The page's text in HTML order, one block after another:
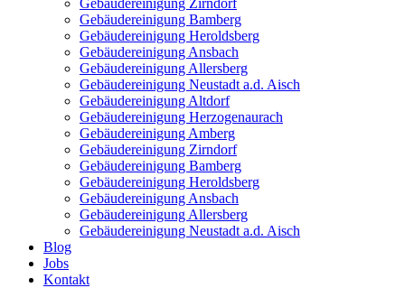
Gebäudereinigung Zirndorf
Gebäudereinigung Bamberg
Gebäudereinigung Heroldsberg
Gebäudereinigung Ansbach
Gebäudereinigung Allersberg
Gebäudereinigung Neustadt a.d. Aisch
Gebäudereinigung Altdorf
Gebäudereinigung Herzogenaurach
Gebäudereinigung Amberg
Gebäudereinigung Zirndorf
Gebäudereinigung Bamberg
Gebäudereinigung Heroldsberg
Gebäudereinigung Ansbach
Gebäudereinigung Allersberg
Gebäudereinigung Neustadt a.d. Aisch
Blog
Jobs
Kontakt